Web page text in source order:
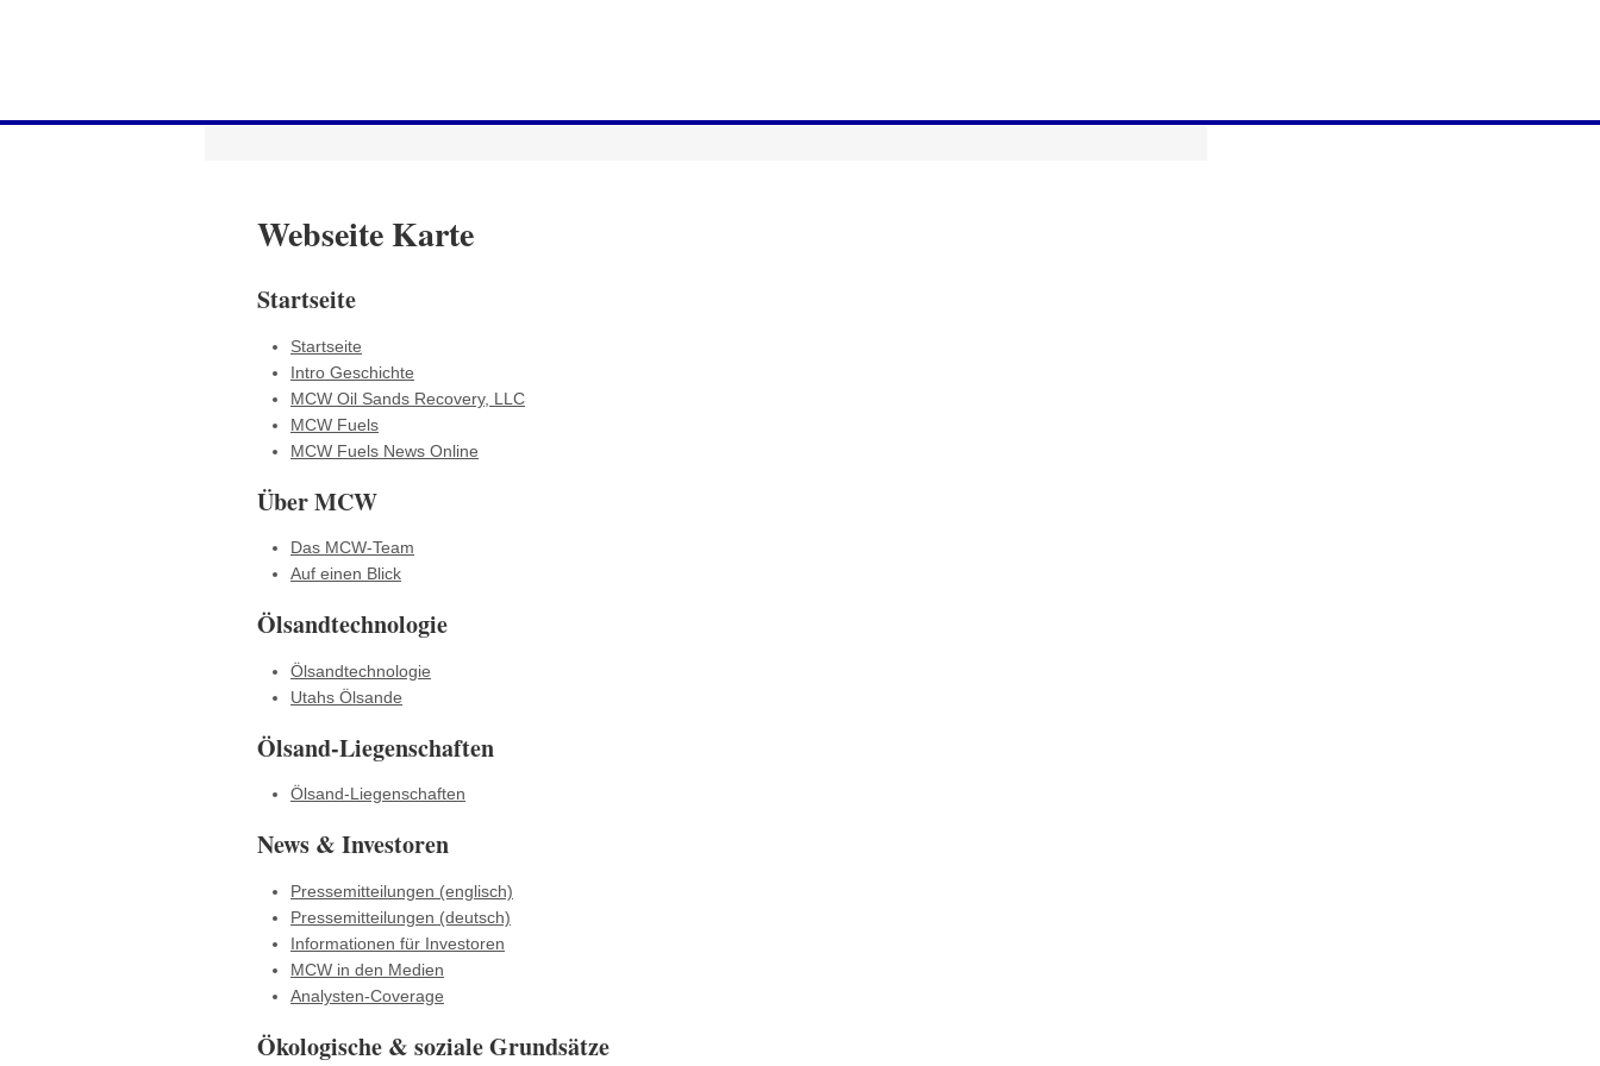
Webseite Karte
Startseite
Startseite
Intro Geschichte
MCW Oil Sands Recovery, LLC
MCW Fuels
MCW Fuels News Online
Über MCW
Das MCW-Team
Auf einen Blick
Ölsandtechnologie
Ölsandtechnologie
Utahs Ölsande
Ölsand-Liegenschaften
Ölsand-Liegenschaften
News & Investoren
Pressemitteilungen (englisch)
Pressemitteilungen (deutsch)
Informationen für Investoren
MCW in den Medien
Analysten-Coverage
Ökologische & soziale Grundsätze